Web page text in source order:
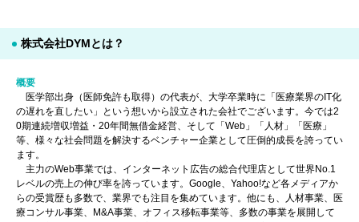
株式会社DYMとは？
概要
医学部出身（医師免許も取得）の代表が、大学卒業時に「医療業界のIT化
の遅れを直したい」という想いから設立された会社でございます。今では2
0期連続増収増益・20年間無借金経営、そして「Web」「人材」「医療」
等、様々な社会問題を解決するベンチャー企業として圧倒的成長を誇ってい
ます。
主力のWeb事業では、インターネット広告の総合代理店として世界No.1
レベルの売上の伸び率を誇っています。Google、Yahoo!など各メディアか
らの受賞歴も多数で、業界でも注目を集めています。他にも、人材事業、医
療コンサル事業、M&A事業、オフィス移転事業等、多数の事業を展開して